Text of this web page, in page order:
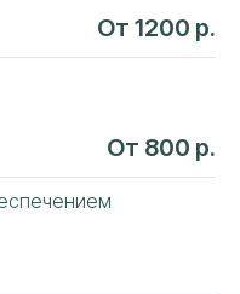
От 1200 р.
От 800 р.